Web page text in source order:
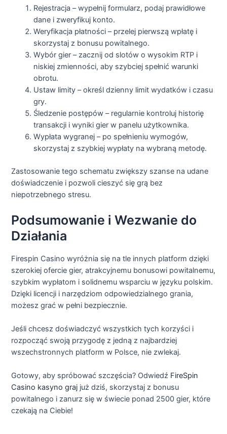
Rejestracja – wypełnij formularz, podaj prawidłowe
dane i zweryfikuj konto.
Weryfikacja płatności – przelej pierwszą wpłatę i
skorzystaj z bonusu powitalnego.
Wybór gier – zacznij od slotów o wysokim RTP i
niskiej zmienności, aby szybciej spełnić warunki
obrotu.
Ustaw limity – określ dzienny limit wydatków i czasu
gry.
Śledzenie postępów – regularnie kontroluj historię
transakcji i wyniki gier w panelu użytkownika.
Wypłata wygranej – po spełnieniu wymogów,
skorzystaj z szybkiej wypłaty na wybraną metodę.
Zastosowanie tego schematu zwiększy szanse na udane
doświadczenie i pozwoli cieszyć się grą bez
niepotrzebnego stresu.
Podsumowanie i Wezwanie do
Działania
Firespin Casino wyróżnia się na tle innych platform dzięki
szerokiej ofercie gier, atrakcyjnemu bonusowi powitalnemu,
szybkim wypłatom i solidnemu wsparciu w języku polskim.
Dzięki licencji i narzędziom odpowiedzialnego grania,
możesz grać w pełni bezpiecznie.
Jeśli chcesz doświadczyć wszystkich tych korzyści i
rozpocząć swoją przygodę z jedną z najbardziej
wszechstronnych platform w Polsce, nie zwlekaj.
Gotowy, aby spróbować szczęścia? Odwiedź FireSpin
Casino kasyno graj już dziś, skorzystaj z bonusu
powitalnego i zanurz się w świecie ponad 2500 gier, które
czekają na Ciebie!